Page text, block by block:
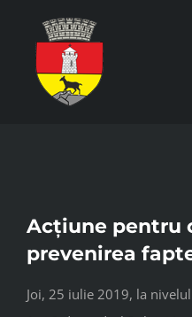
content
Acțiune pentru
prevenirea
Joi, 25 iulie 2019, la